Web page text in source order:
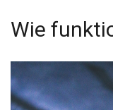
Wie